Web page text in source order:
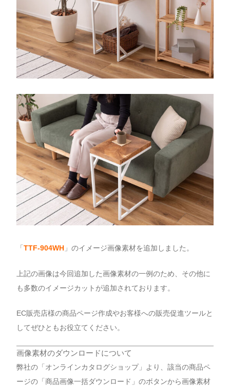
「 TTF-904WH 」のイメージ画像素材を追加しました。
上記の画像は今回追加した画像素材の一例のため、その他に
も多数のイメージカットが追加されております。
EC販売店様の商品ページ作成やお客様への販売促進ツールと
してぜひともお役立てください。
画像素材のダウンロードについて
弊社の「オンラインカタログショップ」より、該当の商品ペ
ージの「商品画像一括ダウンロード」のボタンから画像素材